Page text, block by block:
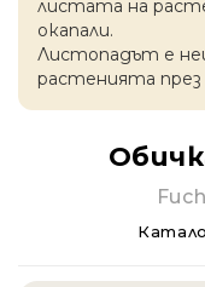
листата на
окапaли.
Листопадът е
растенията през